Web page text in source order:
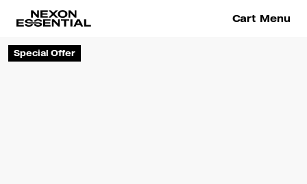
Special Offer
Cart Menu